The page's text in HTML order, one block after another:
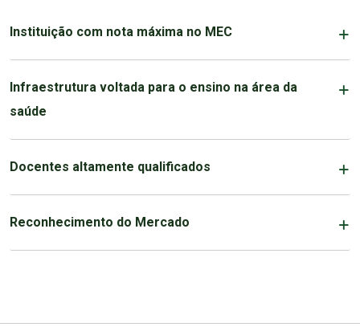
Instituição com nota máxima no MEC
Infraestrutura voltada para o ensino na área da
saúde
Docentes altamente qualificados
Reconhecimento do Mercado